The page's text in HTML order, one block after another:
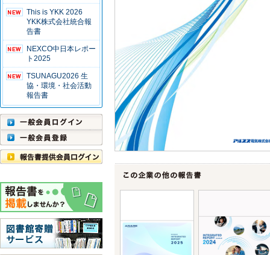
This is YKK 2026
YKK株式会社統合報
告書
NEXCO中日本レポー
ト2025
TSUNAGU2026 生
協・環境・社会活動
報告書